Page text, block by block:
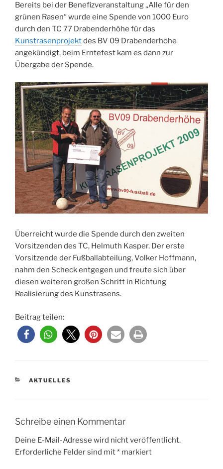
Bereits bei der Benefizveranstaltung „Alle für den
grünen Rasen“ wurde eine Spende von 1000 Euro
durch den TC 77 Drabenderhöhe für das
Kunstrasenprojektdes BV 09 Drabenderhöhe
angekündigt, beim Erntefest kam es dann zur
Übergabe der Spende.
Überreicht wurde die Spende durch den zweiten
Vorsitzenden des TC, Helmuth Kasper. Der erste
Vorsitzende der Fußballabteilung, Volker Hoffmann,
nahm den Scheck entgegen und freute sich über
diesen weiteren großen Schritt in Richtung
Realisierung des Kunstrasens.
Beitrag teilen:
KATEGORIEN
AKTUELLES
Schreibe einen Kommentar
Deine E-Mail-Adresse wird nicht veröffentlicht.
Erforderliche Felder sind mit* markiert